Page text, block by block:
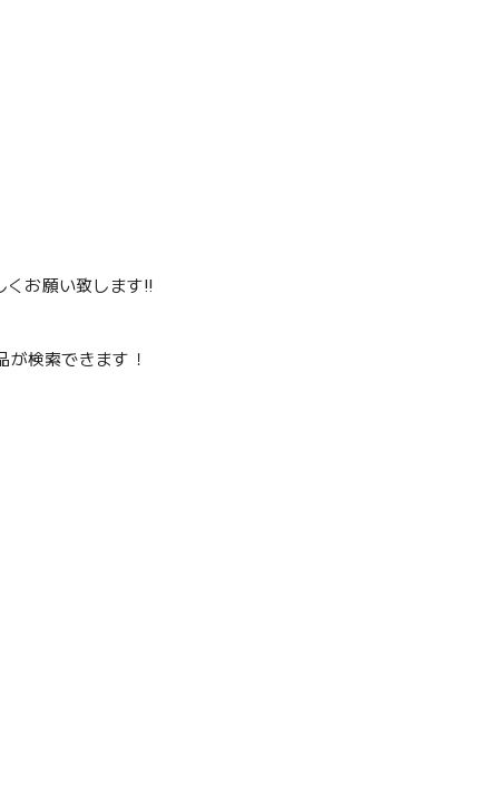
お願い致します‼️
検索できます！